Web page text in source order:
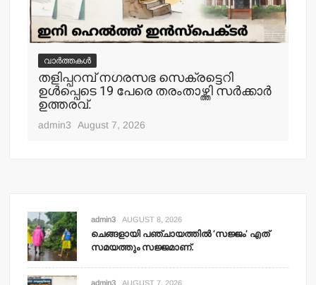
വാർത്തകൾ
തളിപ്പറമ്പ് നഗരസഭ സെക്രട്ടെറി
ഉള്‍പ്പെടെ 19 പേരെ തരംതാഴ്ത്തി സര്‍ക്കാര്‍
ഉത്തരവ്.
admin3 August 7, 2026
admin3 AUGUST 8, 2026
ചെങ്ങളായി പഞ്ചായത്തില്‍ ‘സജ്ജം’ എത്
സമയത്തും സജ്ജമാണ്.
admin3 AUGUST 7, 2026